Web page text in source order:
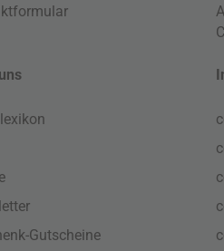
Gutscheine